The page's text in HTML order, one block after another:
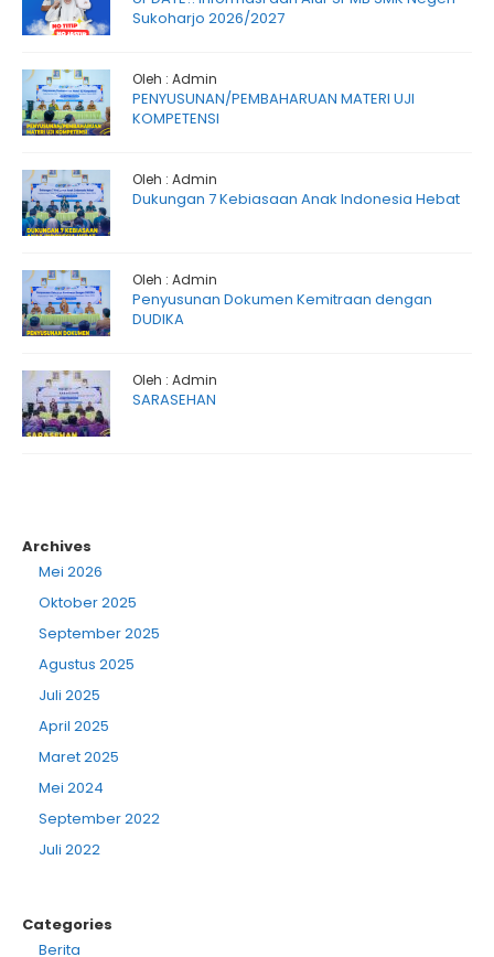
Sukoharjo 2026/2027
Oleh : Admin
PENYUSUNAN/PEMBAHARUAN MATERI UJI
KOMPETENSI
Oleh : Admin
Dukungan 7 Kebiasaan Anak Indonesia Hebat
Oleh : Admin
Penyusunan Dokumen Kemitraan dengan
DUDIKA
Oleh : Admin
SARASEHAN
Archives
Mei 2026
Oktober 2025
September 2025
Agustus 2025
Juli 2025
April 2025
Maret 2025
Mei 2024
September 2022
Juli 2022
Categories
Berita